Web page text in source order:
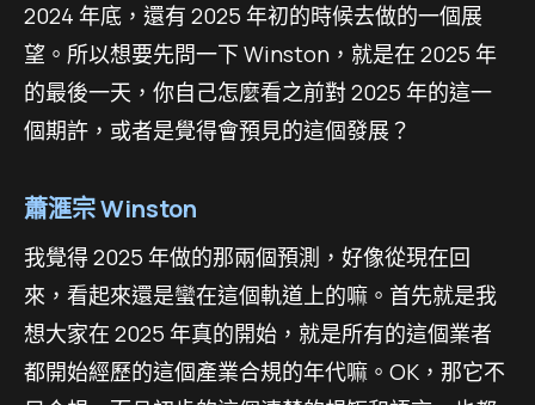
2024 年底，還有 2025 年初的時候去做的一個展
望。所以想要先問一下 Winston，就是在 2025 年
的最後一天，你自己怎麼看之前對 2025 年的這一
個期許，或者是覺得會預見的這個發展？
蕭滙宗 Winston
我覺得 2025 年做的那兩個預測，好像從現在回
來，看起來還是蠻在這個軌道上的嘛。首先就是我
想大家在 2025 年真的開始，就是所有的這個業者
都開始經歷的這個產業合規的年代嘛。OK，那它不